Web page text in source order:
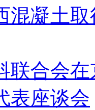
混凝土
联合会
表座谈会